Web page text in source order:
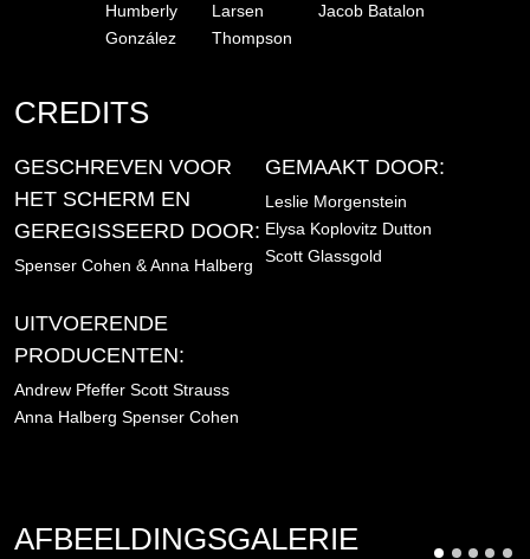
Humberly
González
Larsen
Thompson
Jacob Batalon
CREDITS
GESCHREVEN VOOR
HET SCHERM EN
GEREGISSEERD DOOR:
Spenser Cohen & Anna Halberg
GEMAAKT DOOR:
Leslie Morgenstein
Elysa Koplovitz Dutton
Scott Glassgold
UITVOERENDE
PRODUCENTEN:
Andrew Pfeffer Scott Strauss
Anna Halberg Spenser Cohen
AFBEELDINGSGALERIE